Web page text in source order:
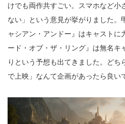
けでも両作共すごい。スマホなど小
ない」という意見が挙がりました。
ャシアン・アンドー』はキャストに
ード・オブ・ザ・リング』は無名キ
りという予想も出てきました。ど
で上映」なんて企画があったら良い